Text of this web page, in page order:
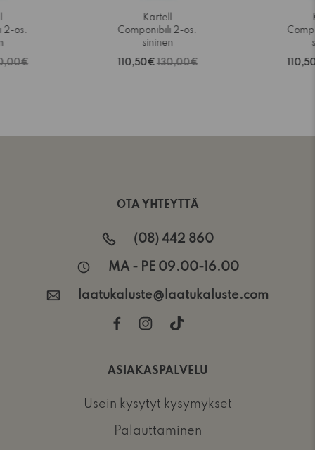
2-os.
Kartell
Componibili 2-os.
sininen
110,50€ 130,00€
OTA YHTEYTTÄ
(08) 442 860
MA - PE 09.00-16.00
laatukaluste@laatukaluste.com
ASIAKASPALVELU
Usein kysytyt kysymykset
Palauttaminen